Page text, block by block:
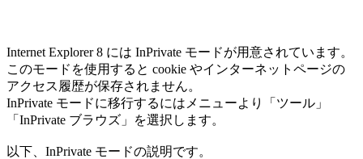
Internet Explorer 8 には InPrivate モードが用意されています。
このモードを使用すると cookie やインターネットページの
アクセス履歴が保存されません。
InPrivate モードに移行するにはメニューより「ツール」
「InPrivate ブラウズ」を選択します。
以下、InPrivate モードの説明です。